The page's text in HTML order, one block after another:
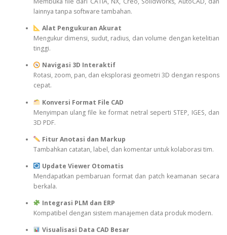
lainnya tanpa software tambahan.
Alat Pengukuran Akurat
Mengukur dimensi, sudut, radius, dan volume dengan ketelitian
tinggi.
Navigasi 3D Interaktif
Rotasi, zoom, pan, dan eksplorasi geometri 3D dengan respons
cepat.
Konversi Format File CAD
Menyimpan ulang file ke format netral seperti STEP, IGES, dan
3D PDF.
Fitur Anotasi dan Markup
Tambahkan catatan, label, dan komentar untuk kolaborasi tim.
Update Viewer Otomatis
Mendapatkan pembaruan format dan patch keamanan secara
berkala.
Integrasi PLM dan ERP
Kompatibel dengan sistem manajemen data produk modern.
Visualisasi Data CAD Besar